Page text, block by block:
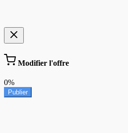
Modifier l'offre
0%
Publier